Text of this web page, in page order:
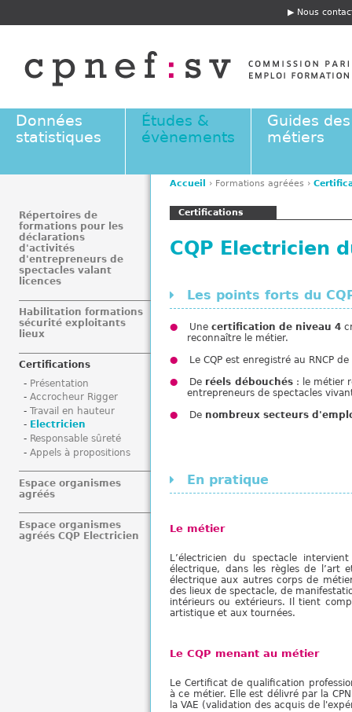
E
t
ê
e
Nous
Données
statistiques
Études &
évènements
Guides des
métiers
s
e
i
i
Accueil › Formations agréées ›
Certifications
CQP Electricien
Les points forts du
Unecertification de niveau 4
reconnaître le métier.
Le CQP est enregistré au RNCP
De réels débouchés : le métier
entrepreneurs de spectacles
De nombreux secteurs
En pratique
Le métier
L’électricien du spectacle
électrique, dans les règles de l’art
électrique aux autres corps de
des lieux de spectacle, de
intérieurs ou extérieurs. Il tient
artistique et aux tournées.
Le CQP menant au métier
Le Certificat de qualification
à ce métier. Elle est délivré par la
la VAE (validation des acquis de
Répertoires de
formations pour les
déclarations
d'activités
d'entrepreneurs de
spectacles valant
licences
Habilitation formations
sécurité exploitants
lieux
Certifications
Présentation
Accrocheur Rigger
Travail en hauteur
Electricien
Responsable sûreté
Appels à propositions
Espace organismes
agréés
Espace organismes
agréés CQP Electricien